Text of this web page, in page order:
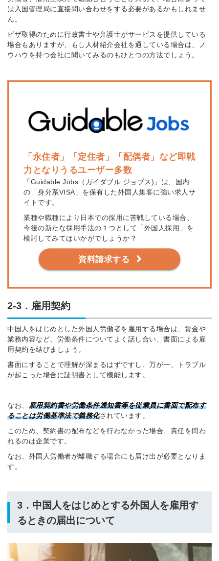
は入国管理局に直接問い合わせをする必要があるかもしれませ
ん。
ビザ取得のために行政書士や弁護士がサービスを提供している
場合もありますが、もし人材紹介会社を通している場合は、ノ
ウハウを持つ会社に聞いてみるのもひとつの方法でしょう。
「永住者」「定住者」「配偶者」など即戦
力となりうるユーザー多数
「Guidable Jobs（ガイダブル ジョブス)」は、国内
の「身分系VISA」を保有した外国人集客に強い求人サ
イトです。
業種や職種により日本での採用に苦戦している場合、
今後の新たな採用手法の１つとして「外国人採用」を
検討してみてはいかがでしょうか？
資料請求する
2-3．雇用契約
中国人をはじめとした外国人労働者を雇用する場合は、賃金や
業務内容など、労働条件についてよく話し合い、書面による雇
用契約を結びましょう。
書面にすることで理解が深まるはずですし、万が一、トラブル
が起こった場合に証明書として機能します。
なお、 雇用契約書や労働条件通知書等を従業員に書面で配布す
ることは労働基準法で義務化されています。
このため、契約書の配布などを行わなかった場合、責任を問わ
れるのは企業です。
なお、外国人労働者が離職する場合にも届け出が必要となりま
す。
3．中国人をはじめとする外国人を雇用す
るときの届出について